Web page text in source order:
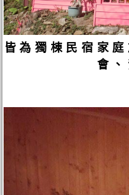
皆為獨棟民宿家
會